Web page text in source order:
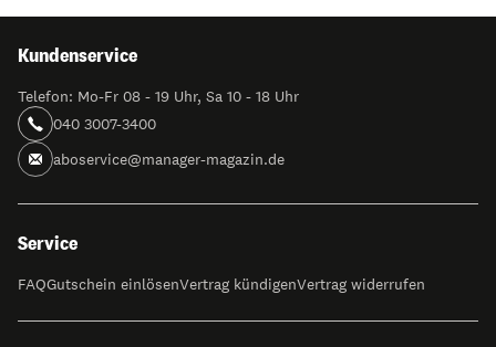
Kundenservice
Telefon: Mo-Fr 08 - 19 Uhr, Sa 10 - 18 Uhr
040 3007-3400
aboservice@manager-magazin.de
Service
FAQGutschein einlösenVertrag kündigenVertrag widerrufen